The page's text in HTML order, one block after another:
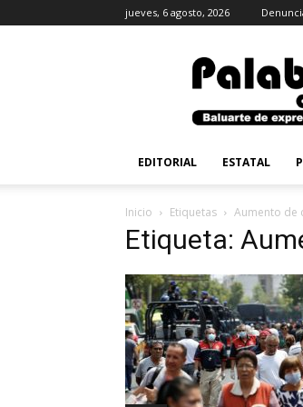
jueves, 6 agosto, 2026
EDITORIAL ESTATAL
Inicio Etiquetas Aumento de
Etiqueta: